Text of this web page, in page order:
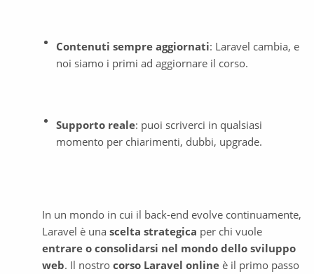
Contenuti sempre aggiornati: Laravel cambia, e
noi siamo i primi ad aggiornare il corso.
Supporto reale: puoi scriverci in qualsiasi
momento per chiarimenti, dubbi, upgrade.
In un mondo in cui il back-end evolve continuamente,
Laravel è una scelta strategica
entrare o consolidarsi nel mondo dello sviluppo
web. Il nostro corso Laravel online è il primo passo